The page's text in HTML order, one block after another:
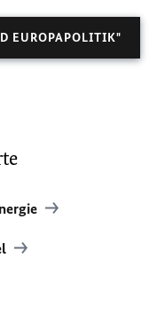
EUROPAPOLITIK"